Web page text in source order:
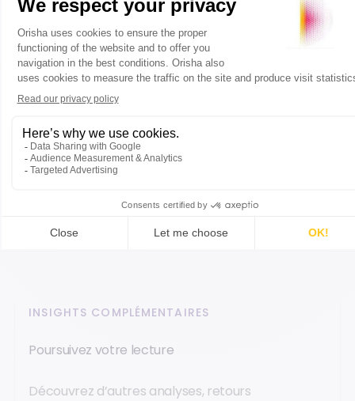
FAQ
Questions fréquentes
INSIGHTS COMPLÉMENTAIRES
Poursuivez votre lecture
Découvrez d’autres analyses, retours